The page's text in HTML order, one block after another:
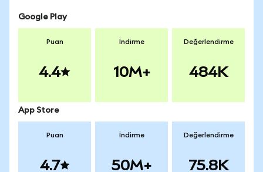
Google Play
Puan
4.4
İndirme
10M+
Değerlendirme
484K
App Store
Puan
4.7
İndirme
50M+
Değerlendirme
75.8K